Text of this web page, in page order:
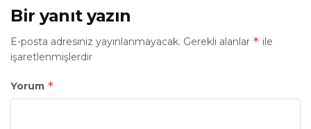
Bir yanıt yazın
E-posta adresiniz yayınlanmayacak. Gerekli alanlar * ile
işaretlenmişlerdir
Yorum *